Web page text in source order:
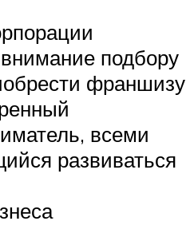
подбору
франшизу
всеми
развиваться